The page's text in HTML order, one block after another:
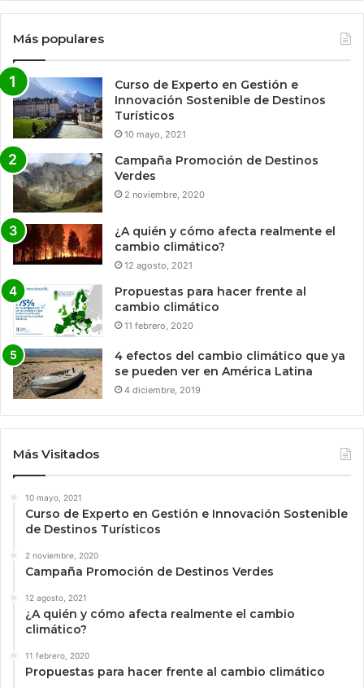
Más populares
Curso de Experto en Gestión e
Innovación Sostenible de Destinos
Turísticos
10 mayo, 2021
Campaña Promoción de Destinos
Verdes
2 noviembre, 2020
¿A quién y cómo afecta realmente el
cambio climático?
12 agosto, 2021
Propuestas para hacer frente al
cambio climático
11 febrero, 2020
4 efectos del cambio climático que ya
se pueden ver en América Latina
4 diciembre, 2019
Más Visitados
10 mayo, 2021
Curso de Experto en Gestión e Innovación Sostenible
de Destinos Turísticos
2 noviembre, 2020
Campaña Promoción de Destinos Verdes
12 agosto, 2021
¿A quién y cómo afecta realmente el cambio
climático?
11 febrero, 2020
Propuestas para hacer frente al cambio climático